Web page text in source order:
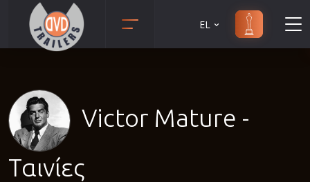
Αισθησιακές
EL
Victor Mature -
Ταινίες